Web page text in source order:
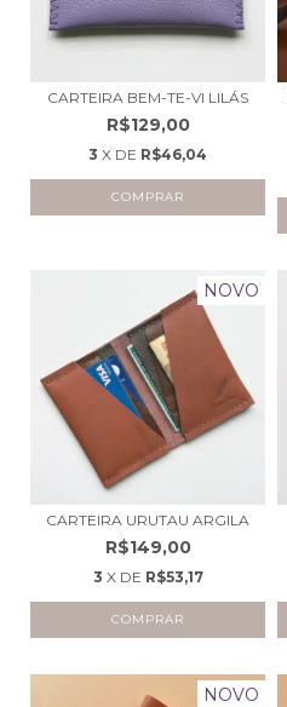
CARTEIRA BEM-TE-VI LILÁS
R$129,00
3 X DE R$46,04
NOVO
CARTEIRA URUTAU ARGILA
R$149,00
3 X DE R$53,17
NOVO